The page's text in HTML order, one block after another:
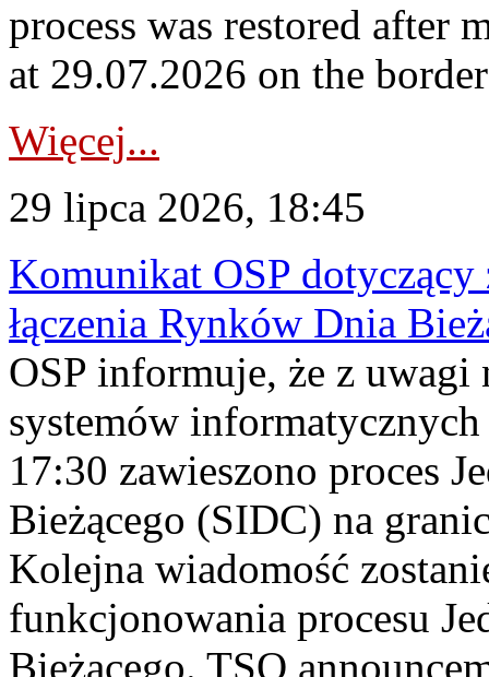
process was restored after
at 29.07.2026 on the
Więcej...
29 lipca 2026, 18:45
Komunikat OSP dotyczący
łączenia Rynków Dnia
OSP informuje, że z uwagi
systemów
17:30 zawieszono proces
Bieżącego (SIDC) na
Kolejna wiadomość
funkcjonowania procesu
Bieżącego. TSO